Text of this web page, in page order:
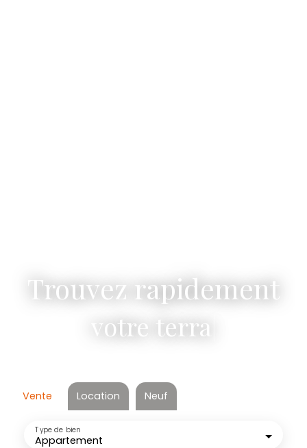
Trouvez rapidement
votre terrain
Vente Location Neuf
Appartement
Type de bien